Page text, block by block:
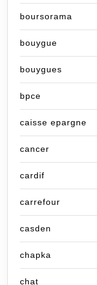
boursorama
bouygue
bouygues
bpce
caisse epargne
cancer
cardif
carrefour
casden
chapka
chat